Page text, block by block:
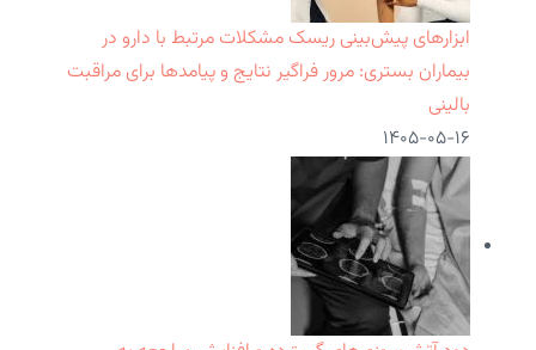
ابزارهای پیش‌بینی ریسک مشکلات مرتبط با دارو در
بیماران بستری: مرور فراگیر نتایج و پیامدها برای مراقبت
بالینی
۱۴۰۵-۰۵-۱۶